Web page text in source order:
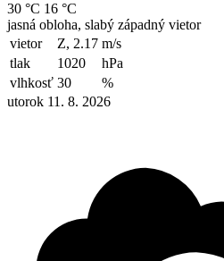
30 °C 16 °C
jasná obloha, slabý západný vietor
vietor
Z, 2.17 m/s
tlak
1020
hPa
vlhkosť 30
%
utorok 11. 8. 2026